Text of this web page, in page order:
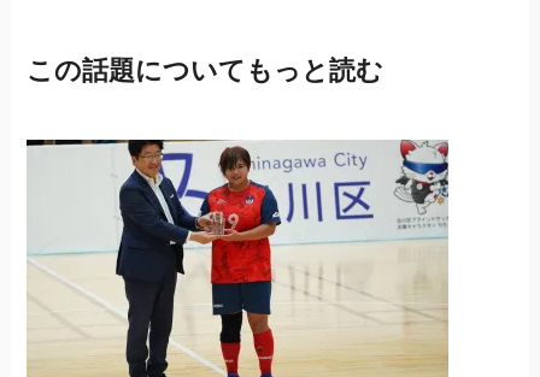
この話題についてもっと読む